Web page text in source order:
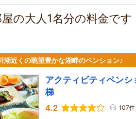
の大人1名分の料金で
近くの眺望豊かな湖畔のペンション♪
アクティビティペンシ
梯
4.2 107件